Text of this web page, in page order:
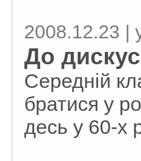
2008.12.23 |
До
Середній
братися у
десь у 60-х